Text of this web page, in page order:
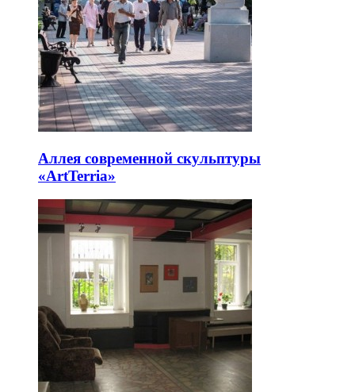
Аллея современной скульптуры
«ArtTerria»